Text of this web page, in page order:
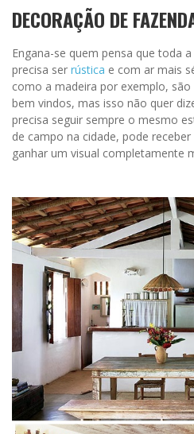
DECORAÇÃO DE
Engana-se quem pensa que toda
precisa ser rústica e com ar mais
como a madeira por exemplo,
bem vindos, mas isso não quer
precisa seguir sempre o mesmo
de campo na cidade, pode
ganhar um visual completamente